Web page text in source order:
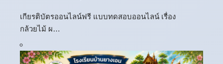
เกียรติบัตรออนไลน์ฟรี แบบทดสอบออนไลน์ เรื่อง
กล้วยไม้ ผ…